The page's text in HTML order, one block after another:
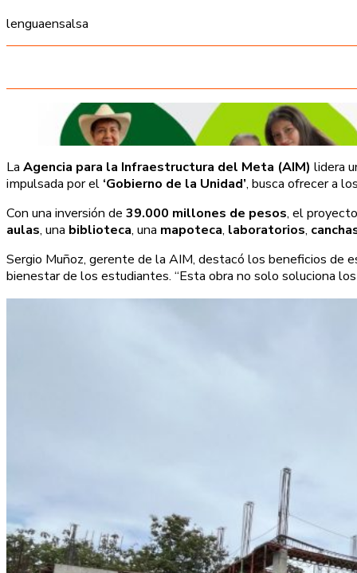
lenguaensalsa
La Agencia para la Infraestructura del Meta (AIM) lidera
impulsada por el ‘Gobierno de la Unidad’, busca ofrecer a
Con una inversión de 39.000 millones de pesos, el
aulas, una biblioteca, una mapoteca, laboratorios,
Sergio Muñoz, gerente de la AIM, destacó los beneficios de
bienestar de los estudiantes. “Esta obra no solo soluciona